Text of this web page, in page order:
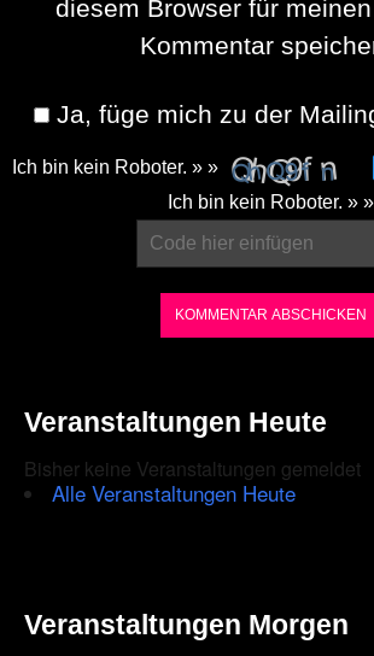
diesem Browser für
Kommentar
Ja, füge mich zu der
Ich bin kein Roboter. » »
the
to
are
Ich bin kein Roboter. » »
Veranstaltungen Heute
Bisher keine Veranstaltungen gemeldet
Alle Veranstaltungen Heute
Veranstaltungen Morgen